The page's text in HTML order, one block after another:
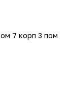
7 корп 3 пом